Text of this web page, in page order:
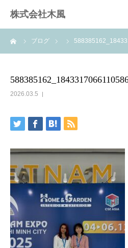
株式会社木風
ブログ
2026.03.5
業務案内
お問い合せ